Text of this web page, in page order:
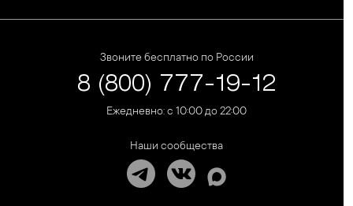
Звоните бесплатно по России
8 (800) 777-19-12
Ежедневно: с 10:00 до 22:00
Наши сообщества